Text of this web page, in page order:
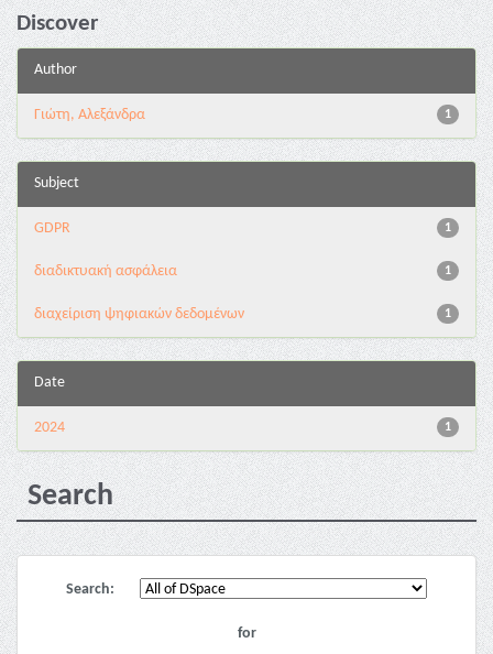
Discover
Author
1
Γιώτη, Αλεξάνδρα
Subject
1
GDPR
1
διαδικτυακή ασφάλεια
1
διαχείριση ψηφιακών δεδομένων
Date
1
2024
Search
Search:
for